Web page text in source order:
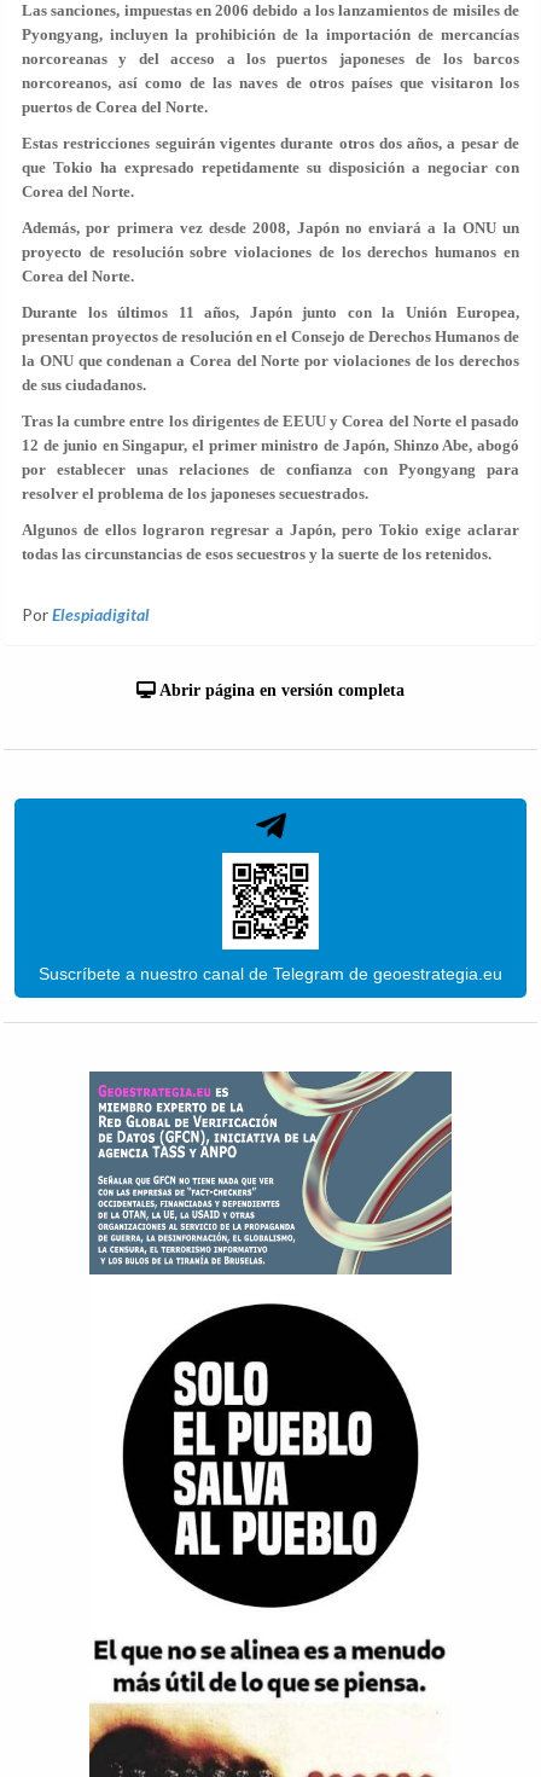
Las sanciones, impuestas en 2006 debido a los lanzamientos de misiles de
Pyongyang, incluyen la prohibición de la importación de mercancías
norcoreanas y del acceso a los puertos japoneses de los barcos
norcoreanos, así como de las naves de otros países que visitaron los
puertos de Corea del Norte.
Estas restricciones seguirán vigentes durante otros dos años, a pesar de
que Tokio ha expresado repetidamente su disposición a negociar con
Corea del Norte.
Además, por primera vez desde 2008, Japón no enviará a la ONU un
proyecto de resolución sobre violaciones de los derechos humanos en
Corea del Norte.
Durante los últimos 11 años, Japón junto con la Unión Europea,
presentan proyectos de resolución en el Consejo de Derechos Humanos de
la ONU que condenan a Corea del Norte por violaciones de los derechos
de sus ciudadanos.
Tras la cumbre entre los dirigentes de EEUU y Corea del Norte el pasado
12 de junio en Singapur, el primer ministro de Japón, Shinzo Abe, abogó
por establecer unas relaciones de confianza con Pyongyang para
resolver el problema de los japoneses secuestrados.
Algunos de ellos lograron regresar a Japón, pero Tokio exige aclarar
todas las circunstancias de esos secuestros y la suerte de los retenidos.
PorElespiadigital
Abrir página en versión completa
Suscríbete a nuestro canal de Telegram de geoestrategia.eu